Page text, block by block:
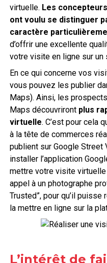
virtuelle. Les
ont voulu se distinguer
caractère
d’offrir une excellente
votre visite en ligne sur un
En ce qui concerne vos
vous pouvez les publier
Maps). Ainsi, les
Maps découvriront plus
virtuelle. C’est pour cela
à la tête de commerces
publient sur Google Street
installer l’application
mettre votre visite
appel à un photographe
Trusted”, pour qu’il
la mettre en ligne sur la
L’intérêt de